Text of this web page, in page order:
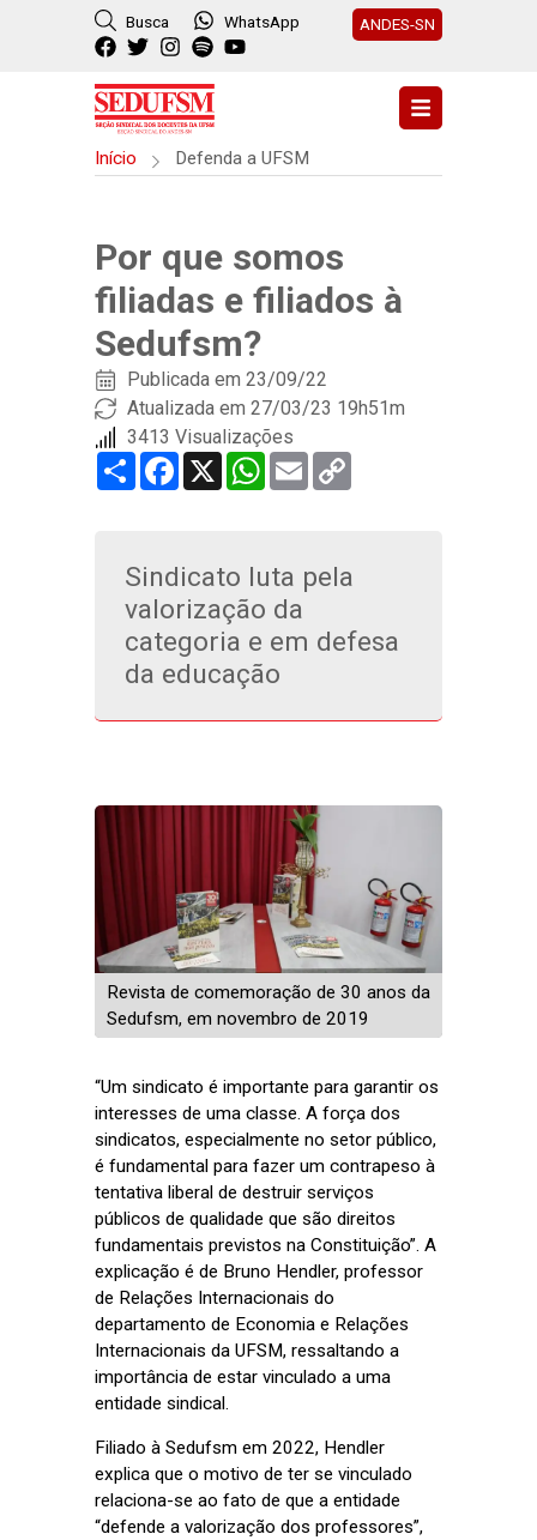
Busca WhatsApp ANDES-SN
Início Defenda a UFSM
Por que somos
filiadas e filiados à
Sedufsm?
Publicada em 23/09/22
Atualizada em 27/03/23 19h51m
3413 Visualizações
Share Facebook
X WhatsApp
Email
Sindicato luta pela
valorização da
categoria e em defesa
da educação
Revista de comemoração de 30 anos da
Sedufsm, em novembro de 2019
“Um sindicato é importante para garantir os
interesses de uma classe. A força dos
sindicatos, especialmente no setor público,
é fundamental para fazer um contrapeso à
tentativa liberal de destruir serviços
públicos de qualidade que são direitos
fundamentais previstos na Constituição”. A
explicação é de Bruno Hendler, professor
de Relações Internacionais do
departamento de Economia e Relações
Internacionais da UFSM, ressaltando a
importância de estar vinculado a uma
entidade sindical.
Filiado à Sedufsm em 2022, Hendler
explica que o motivo de ter se vinculado
relaciona-se ao fato de que a entidade
“defende a valorização dos professores”,